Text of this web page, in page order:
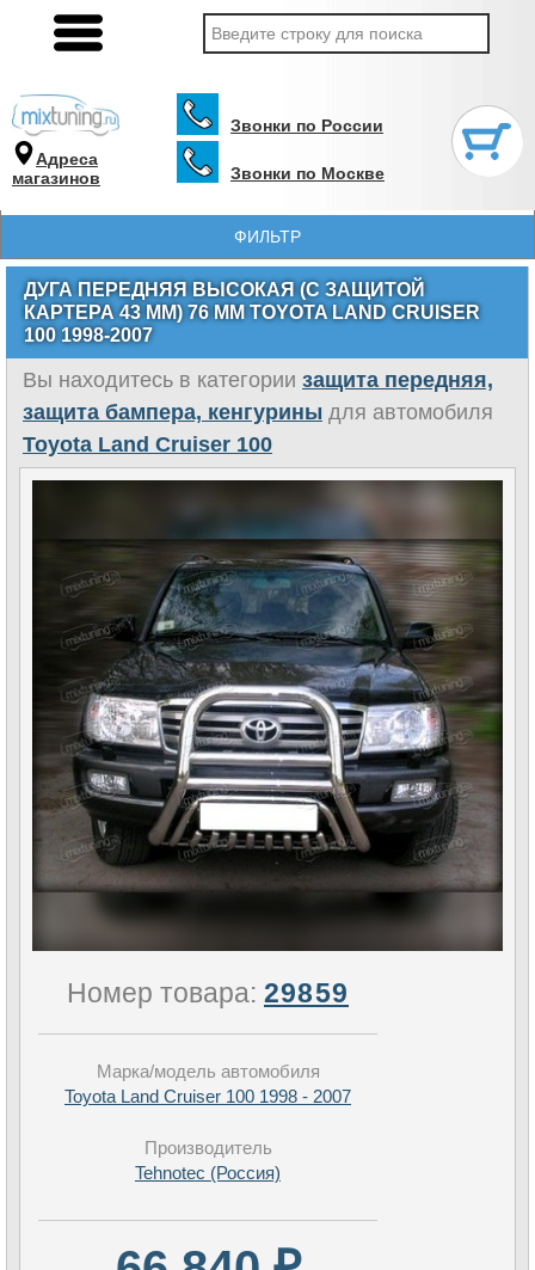
Адреса
магазинов
Звонки по России
Звонки по Москве
ФИЛЬТР
ДУГА ПЕРЕДНЯЯ ВЫСОКАЯ (С ЗАЩИТОЙ
КАРТЕРА 43 ММ) 76 ММ TOYOTA LAND CRUISER
100 1998-2007
Вы находитесь в категории защита передняя,
защита бампера, кенгурины для автомобиля
Toyota Land Cruiser 100
Номер товара: 29859
Марка/модель автомобиля
Toyota Land Cruiser 100 1998 - 2007
Производитель
Tehnotec (Россия)